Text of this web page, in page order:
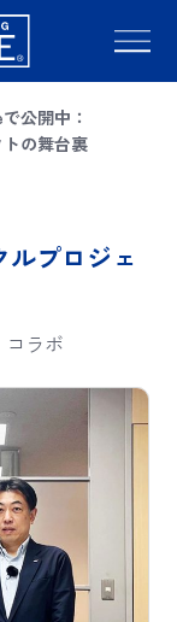
公開中：
の舞台裏
プロジェ
コラボ